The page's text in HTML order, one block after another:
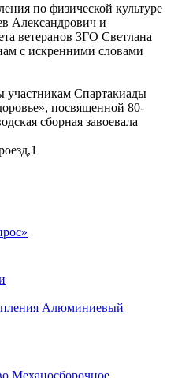
по физической культуре
Александрович и
ветеранов ЗГО Светлана
с искренними словами
участникам Спартакиады
посвященной 80-
сборная завоевала
Алюминиевый
Механосборочное